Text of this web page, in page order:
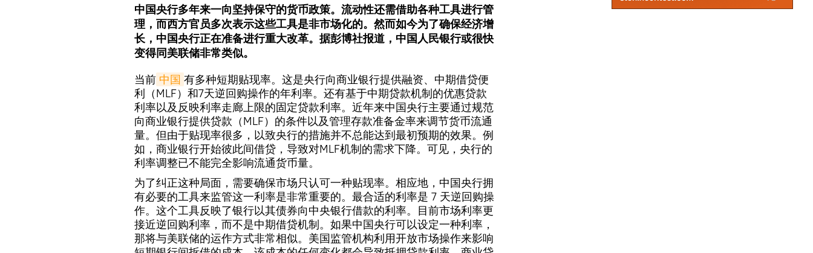
中国央行多年来一向坚持保守的货币政策。流动性还需借助各种工具进行管
理，而西方官员多次表示这些工具是非市场化的。然而如今为了确保经济增
长，中国央行正在准备进行重大改革。据彭博社报道，中国人民银行或很快
变得同美联储非常类似。
当前 中国 有多种短期贴现率。这是央行向商业银行提供融资、中期借贷便
利（MLF）和7天逆回购操作的年利率。还有基于中期贷款机制的优惠贷款
利率以及反映利率走廊上限的固定贷款利率。近年来中国央行主要通过规范
向商业银行提供贷款（MLF）的条件以及管理存款准备金率来调节货币流通
量。但由于贴现率很多，以致央行的措施并不总能达到最初预期的效果。例
如，商业银行开始彼此间借贷，导致对MLF机制的需求下降。可见，央行的
利率调整已不能完全影响流通货币量。
为了纠正这种局面，需要确保市场只认可一种贴现率。相应地，中国央行拥
有必要的工具来监管这一利率是非常重要的。最合适的利率是 7 天逆回购操
作。这个工具反映了银行以其债券向中央银行借款的利率。目前市场利率更
接近逆回购利率，而不是中期借贷机制。如果中国央行可以设定一种利率，
那将与美联储的运作方式非常相似。美国监管机构利用开放市场操作来影响